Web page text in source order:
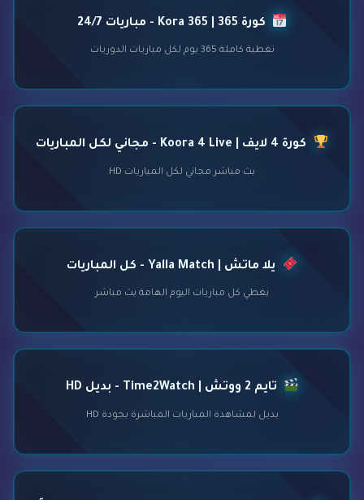
كورة 365 | Kora 365 - مباريات 24/7
تغطية كاملة 365 يوم لكل مباريات الدوريات
كورة 4 لايف | Koora 4 Live - مجاني لكل المباريات
بث مباشر مجاني لكل المباريات HD
يلا ماتش | Yalla Match - كل المباريات
يغطي كل مباريات اليوم الهامة بث مباشر
تايم 2 ووتش | Time2Watch - بديل HD
بديل لمشاهدة المباريات المباشرة بجودة HD